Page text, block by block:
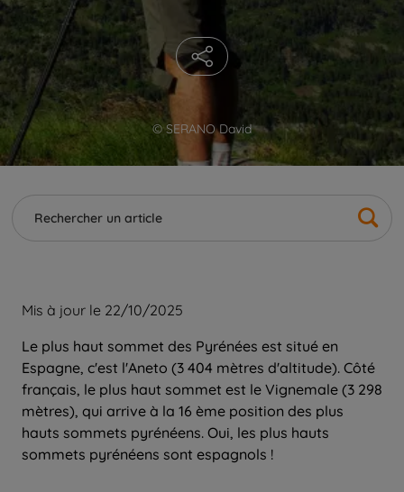
© SERANO David
Mis à jour le 22/10/2025
Le plus haut sommet des Pyrénées est situé en
Espagne, c'est l'Aneto (3 404 mètres d'altitude). Côté
français, le plus haut sommet est le Vignemale (3 298
mètres), qui arrive à la 16 ème position des plus
hauts sommets pyrénéens. Oui, les plus hauts
sommets pyrénéens sont espagnols !